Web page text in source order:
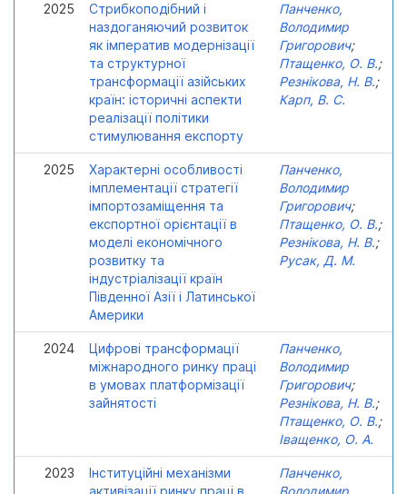
2025
Стрибкоподібний і
наздоганяючий розвиток
як імператив модернізації
та структурної
трансформації азійських
країн: історичні аспекти
реалізації політики
стимулювання експорту
Панченко,
Володимир
Григорович;
Птащенко, О. В.;
Резнікова, Н. В.;
Карп, В. С.
2025
Характерні особливості
імплементації стратегії
імпортозаміщення та
експортної орієнтації в
моделі економічного
розвитку та
індустріалізації країн
Південної Азії і Латинської
Америки
Панченко,
Володимир
Григорович;
Птащенко, О. В.;
Резнікова, Н. В.;
Русак, Д. М.
2024
Цифрові трансформації
міжнародного ринку праці
в умовах платформізації
зайнятості
Панченко,
Володимир
Григорович;
Резнікова, Н. В.;
Птащенко, О. В.;
Іващенко, О. А.
2023
Інституційні механізми
активізації ринку праці в
Панченко,
Володимир